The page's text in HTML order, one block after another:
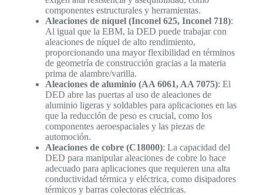
componentes estructurales y herramientas.
Aleaciones de níquel (Inconel 625, Inconel 718):
Al igual que la EBM, la DED puede trabajar con
aleaciones de níquel de alto rendimiento,
proporcionando una mayor flexibilidad en términos
de geometría de construcción gracias a la materia
prima de alambre/varilla.
Aleaciones de aluminio (AA 6061, AA 7075): El
DED abre las puertas al uso de aleaciones de
aluminio ligeras y soldables para aplicaciones en las
que la reducción de peso es crucial, como los
componentes aeroespaciales y las piezas de
automoción.
Aleaciones de cobre (C18000): La capacidad del
DED para manipular aleaciones de cobre lo hace
adecuado para aplicaciones que requieren una alta
conductividad térmica y eléctrica, como disipadores
térmicos y barras colectoras eléctricas.